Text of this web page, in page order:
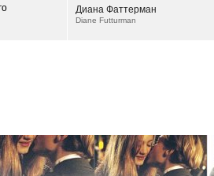
Диана Фаттерман
Diane Futturman